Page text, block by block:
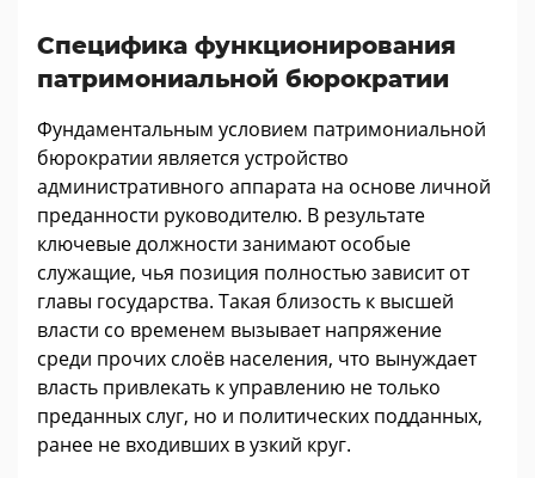
Специфика функционирования
патримониальной бюрократии
Фундаментальным условием патримониальной
бюрократии является устройство
административного аппарата на основе личной
преданности руководителю. В результате
ключевые должности занимают особые
служащие, чья позиция полностью зависит от
главы государства. Такая близость к высшей
власти со временем вызывает напряжение
среди прочих слоёв населения, что вынуждает
власть привлекать к управлению не только
преданных слуг, но и политических подданных,
ранее не входивших в узкий круг.